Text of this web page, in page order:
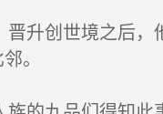
创世境之后，他
。